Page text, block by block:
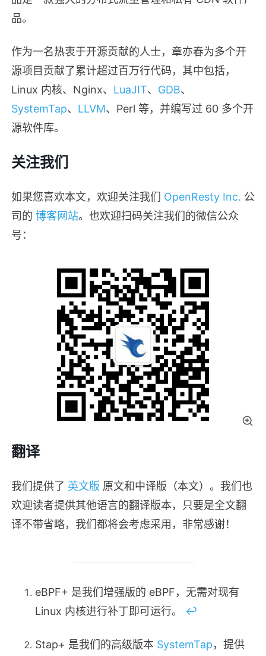
品。
作为一名热衷于开源贡献的人士，章亦春为多个开
源项目贡献了累计超过百万行代码，其中包括，
Linux 内核、Nginx、 LuaJIT、 GDB、
SystemTap、 LLVM、Perl 等，并编写过 60 多个开
源软件库。
关注我们
如果您喜欢本文，欢迎关注我们 OpenResty Inc. 公
司的 博客网站。也欢迎扫码关注我们的微信公众
号：
翻译
我们提供了 英文版 原文和中译版（本文）。我们也
欢迎读者提供其他语言的翻译版本，只要是全文翻
译不带省略，我们都将会考虑采用，非常感谢！
eBPF+ 是我们增强版的 eBPF，无需对现有
Linux 内核进行补丁即可运行。 ↩︎
Stap+ 是我们的高级版本 SystemTap，提供